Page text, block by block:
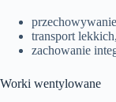
transport
zachowanie
Worki wentylowane